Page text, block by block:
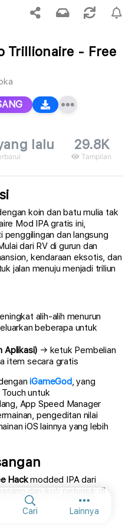
Cari LainnyaOpsi lainnya
Trillionaire - Free
lalu 29.8K
Tampilan
koin dan batu mulia tak
Mod IPA gratis ini,
dan langsung
dari RV di gurun dan
kendaraan eksotis, dan
jalan menuju menjadi triliun
alih-alih menurun
beberapa untuk
Aplikasi) → ketuk Pembelian
item secara gratis
iGameGod, yang
untuk
App Speed Manager
pengeditan nilai
iOS lainnya yang lebih
Hackmodded IPA dari
dan ikuti petunjuk di
ini di iPhone, iPad, atau